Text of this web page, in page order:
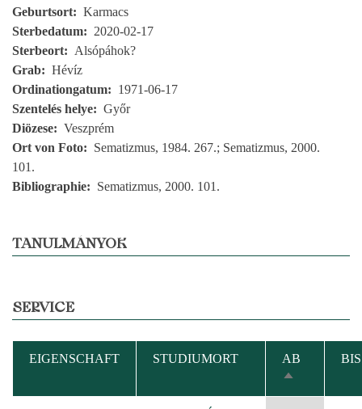
Geburtsort
Karmacs
Sterbedatum
2020-02-17
Sterbeort
Alsópáhok?
Grab
Hévíz
Ordinationgatum
1971-06-17
Szentelés helye
Győr
Diözese
Veszprém
Ort von Foto
Sematizmus, 1984. 267.; Sematizmus, 2000.
101.
Bibliographie
Sematizmus, 2000. 101.
TANULMÁNYOK
SERVICE
EIGENSCHAFT STUDIUMORT
AB
SORTIEREN
BIS